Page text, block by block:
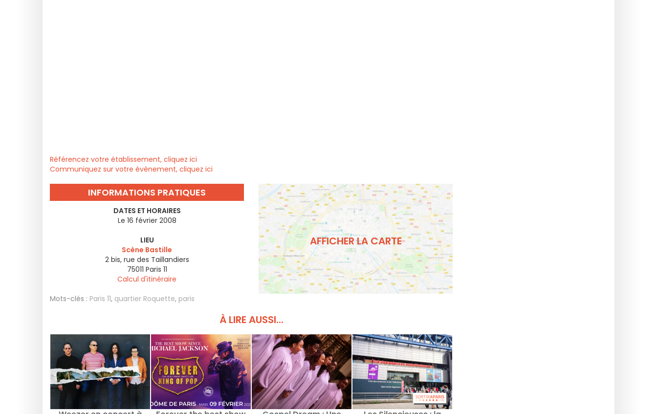
Référencez votre établissement, cliquez ici
Communiquez sur votre évènement, cliquez ici
INFORMATIONS PRATIQUES
DATES ET HORAIRES
Le 16 février 2008
LIEU
Scène Bastille
2 bis, rue des Taillandiers
75011 Paris 11
Calcul d'itinéraire
AFFICHER LA CARTE
Mots-clés : Paris 11, quartier Roquette, paris
À LIRE AUSSI...